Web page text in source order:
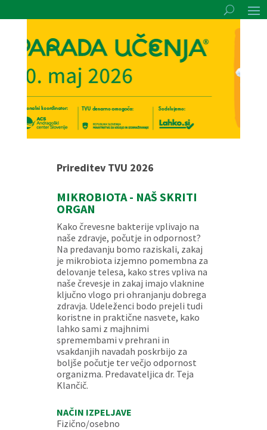
Prireditev TVU 2026
MIKROBIOTA - NAŠ SKRITI
ORGAN
Kako črevesne bakterije vplivajo na
naše zdravje, počutje in odpornost?
Na predavanju bomo raziskali, zakaj
je mikrobiota izjemno pomembna za
delovanje telesa, kako stres vpliva na
naše črevesje in zakaj imajo vlaknine
ključno vlogo pri ohranjanju dobrega
zdravja. Udeleženci bodo prejeli tudi
koristne in praktične nasvete, kako
lahko sami z majhnimi
spremembami v prehrani in
vsakdanjih navadah poskrbijo za
boljše počutje ter večjo odpornost
organizma. Predavateljica dr. Teja
Klančič.
NAČIN IZPELJAVE
Fizično/osebno